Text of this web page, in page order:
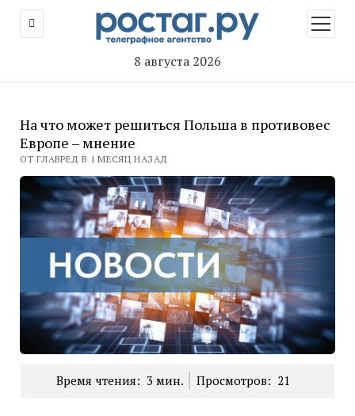
8 августа 2026
меню
На что может решиться Польша в противовес
Европе – мнение
ОТ ГЛАВРЕД В 1 МЕСЯЦ НАЗАД
Время чтения: 3 мин. Просмотров: 21